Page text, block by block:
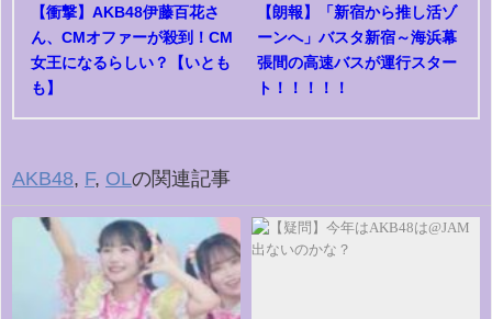
【衝撃】AKB48伊藤百花さ
ん、CMオファーが殺到！CM
女王になるらしい？【いとも
も】
【朗報】「新宿から推し活ゾ
ーンへ」バスタ新宿～海浜幕
張間の高速バスが運行スター
ト！！！！！
AKB48, F, OLの関連記事